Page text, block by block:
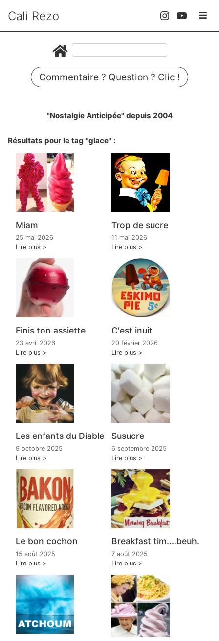
Cali Rezo
Commentaire ? Question ? Clic !
"Nostalgie Anticipée" depuis 2004
Résultats pour le tag "glace" :
Miam
25 mai 2026
Lire plus
Trop de sucre
11 mai 2026
Lire plus
Finis ton assiette
23 avril 2026
Lire plus
C'est inuit
20 février 2026
Lire plus
Les enfants du Diable
9 octobre 2025
Lire plus
Susucre
6 septembre 2025
Lire plus
Le bon cochon
15 août 2025
Lire plus
Breakfast tim....beuh.
7 août 2025
Lire plus